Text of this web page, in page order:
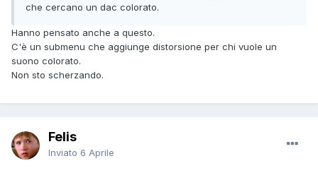
che cercano un dac colorato.
Hanno pensato anche a questo.
C'è un submenu che aggiunge distorsione per chi vuole un
suono colorato.
Non sto scherzando.
Felis
Inviato 6 Aprile